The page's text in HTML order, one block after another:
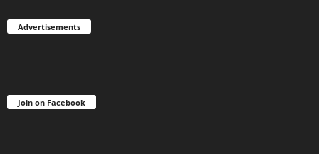
Advertisements
Join on Facebook